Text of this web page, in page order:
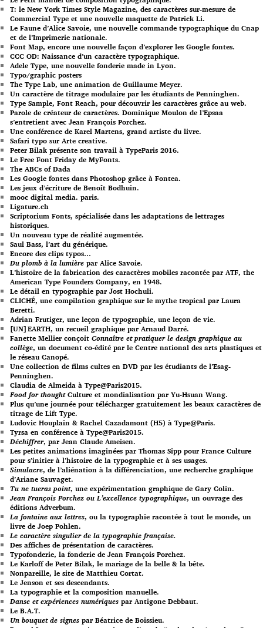
T: le New York Times Style Magazine, des caractères sur-mesure de
Commercial Type et une nouvelle maquette de Patrick Li.
Le Faune d’Alice Savoie, une nouvelle commande typographique du Cnap
et de l’Imprimerie nationale.
Font Map, encore une nouvelle façon d’explorer les Google fontes.
CCC OD: Naissance d’un caractère typographique.
Adele Type, une nouvelle fonderie made in Lyon.
Typo/graphic posters
The Type Lab, une animation de Guillaume Meyer.
Un caractère de titrage modulaire par les étudiants de Penninghen.
Type Sample, Font Reach, pour découvrir les caractères grâce au web.
Parole de créateur de caractères. Dominique Moulon de l’Epsaa
s’entretient avec Jean François Porchez.
Une conférence de Karel Martens, grand artiste du livre.
Safari typo sur Arte creative.
Peter Bilak présente son travail à TypeParis 2016.
Le Free Font Friday de MyFonts.
The ABCs of Dada
Les Google fontes dans Photoshop grâce à Fontea.
Les jeux d’écriture de Benoît Bodhuin.
mooc digital media. paris.
Ligature.ch
Scriptorium Fonts, spécialisée dans les adaptations de lettrages
historiques.
Un nouveau type de réalité augmentée.
Saul Bass, l’art du générique.
Encore des clips typos…
Du plomb à la lumière par Alice Savoie.
L’histoire de la fabrication des caractères mobiles racontée par ATF, the
American Type Founders Company, en 1948.
Le détail en typographie par Jost Hochuli.
CLICHÉ, une compilation graphique sur le mythe tropical par Laura
Beretti.
Adrian Frutiger, une leçon de typographie, une leçon de vie.
[UN]EARTH, un recueil graphique par Arnaud Darré.
Fanette Mellier conçoit Connaître et pratiquer le design graphique au
collège, un document co-édité par le Centre national des arts plastiques et
le réseau Canopé.
Une collection de films cultes en DVD par les étudiants de l’Esag-
Penninghen.
Claudia de Almeida à Type@Paris2015.
Food for thoughtCulture et mondialisation par Yu-Hsuan Wang.
Plus qu’une journée pour télécharger gratuitement les beaux caractères de
titrage de Lift Type.
Ludovic Houplain & Rachel Cazadamont (H5) à Type@Paris.
Tyrsa en conférence à Type@Paris2015.
Déchiffrer, par Jean Claude Ameisen.
Les petites animations imaginées par Thomas Sipp pour France Culture
pour s’initier à l’histoire de la typographie et à ses usages.
Simulacre, de l’aliénation à la différenciation, une recherche graphique
d’Ariane Sauvaget.
Tu ne tueras point, une expérimentation graphique de Gary Colin.
Jean François Porchez ou L’excellence typographique, un ouvrage des
éditions Adverbum.
La fontaine aux lettres, ou la typographie racontée à tout le monde, un
livre de Joep Pohlen.
Le caractère singulier de la typographie française.
Des affiches de présentation de caractères.
Typofonderie, la fonderie de Jean François Porchez.
Le Karloff de Peter Bilak, le mariage de la belle & la bête.
Nonpareille, le site de Matthieu Cortat.
Le Jenson et ses descendants.
La typographie et la composition manuelle.
Danse et expériences numériques par Antigone Debbaut.
Le B.A.T.
Un bouquet de signes par Béatrice de Boissieu.